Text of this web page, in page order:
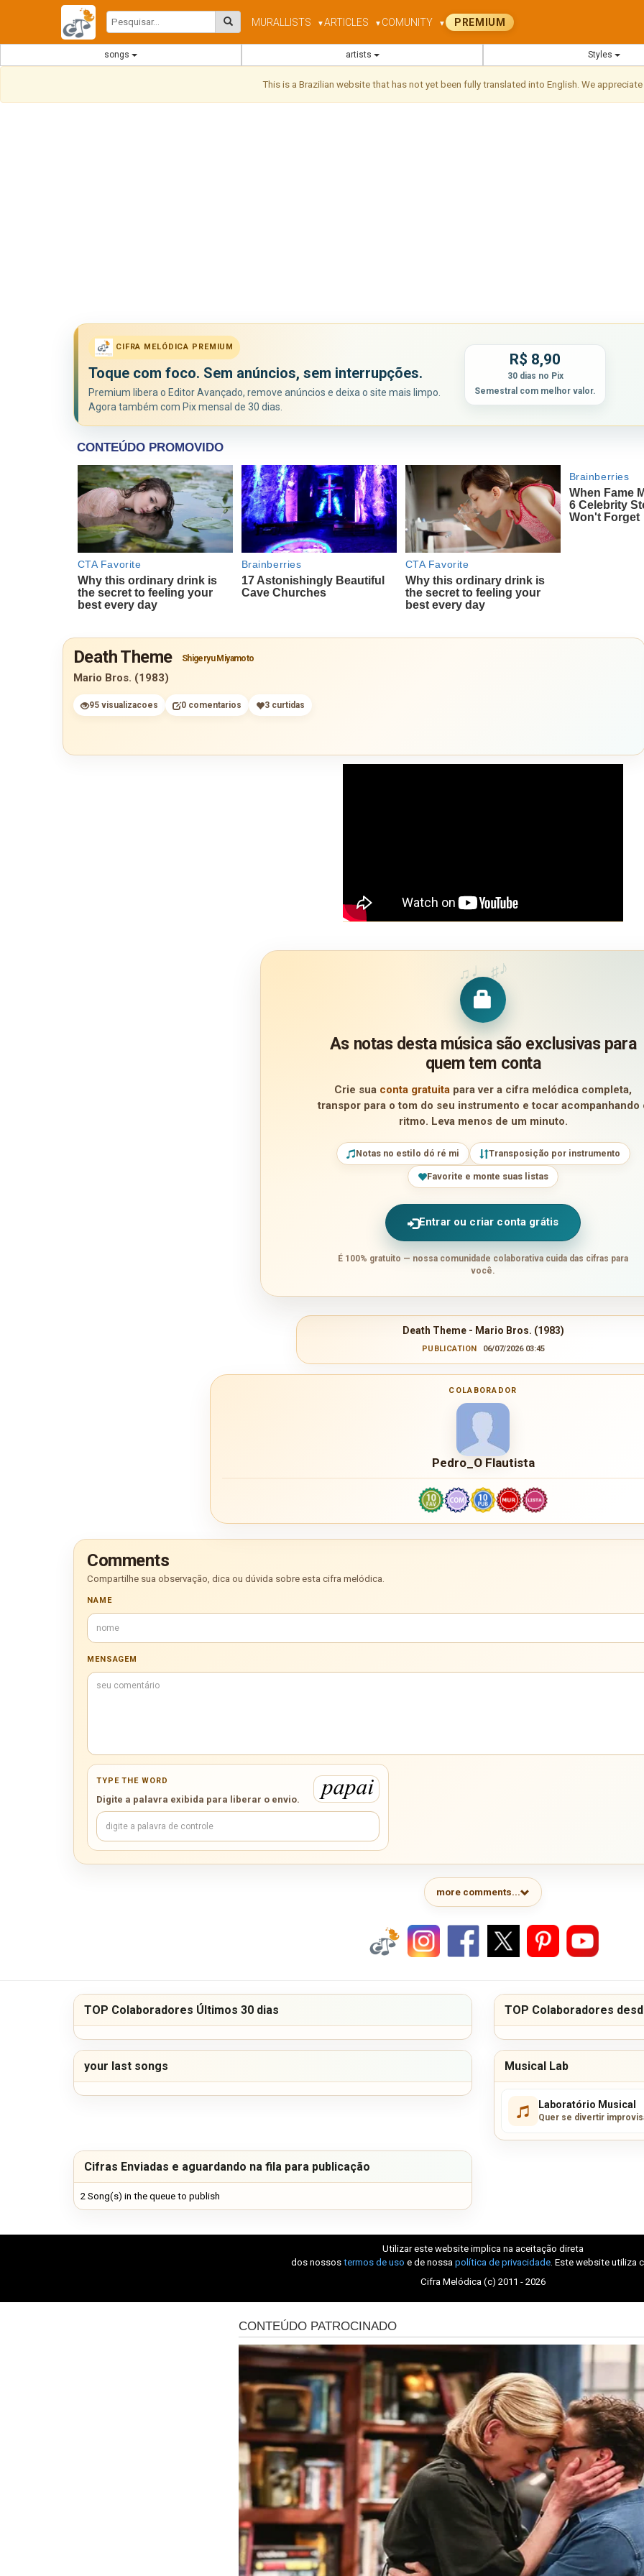
MURAL LISTS ▼ARTICLES ▼ COMUNITY ▼ PREMIUM
songs artists Styles
This is a Brazilian website that has not yet been fully translated into English. We
CIFRA MELÓDICA PREMIUM
Toque com foco. Sem anúncios, sem interrupções.
Premium libera o Editor Avançado, remove anúncios e deixa o site mais limpo.
Agora também com Pix mensal de 30 dias.
R$ 8,90
30 dias no Pix
Semestral com melhor valor.
Death Theme Shigeryu Miyamoto
Mario Bros. (1983)
95 visualizacoes 0 comentarios 3 curtidas
♫ ♩ ♯♪
As notas desta música são exclusivas para
quem tem conta
Crie sua conta gratuita para ver a cifra melódica completa,
transpor para o tom do seu instrumento e tocar acompanhando
ritmo. Leva menos de um minuto.
Notas no estilo dó ré mi Transposição por instrumento
Favorite e monte suas listas
Entrar ou criar conta grátis
É 100% gratuito — nossa comunidade colaborativa cuida das cifras para
você.
Death Theme - Mario Bros. (1983)
PUBLICATION 06/07/2026 03:45
COLABORADOR
Pedro_O Flautista
Comments
Compartilhe sua observação, dica ou dúvida sobre esta cifra melódica.
NAME
MENSAGEM
TYPE THE WORD
Digite a palavra exibida para liberar o envio.
more comments...
TOP Colaboradores Últimos 30 dias TOP Colaboradores
your last songs Musical Lab
Laboratório Musical
Quer se divertir
Cifras Enviadas e aguardando na fila para publicação
2 Song(s) in the queue to publish
Utilizar este website implica na aceitação direta
dos nossos termos de uso e de nossa política de privacidade . Este website utiliza
Cifra Melódica (c) 2011 - 2026